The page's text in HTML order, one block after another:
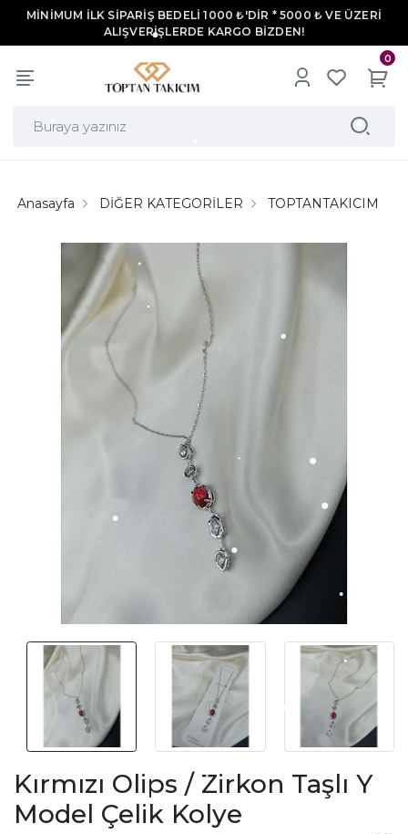
MİNİMUM İLK SİPARİŞ BEDELİ 1000 ₺'DİR * 5000 ₺ VE ÜZERİ
ALIŞVERİŞLERDE KARGO BİZDEN!
0
Anasayfa DİĞER KATEGORİLER TOPTANTAKICIM
Kırmızı Olips / Zirkon Taşlı Y
Model Çelik Kolye